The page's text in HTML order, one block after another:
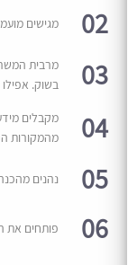
02 מגישים
03
מרבית
בשוק.
04
מקבלים
מהמקורות
05 נהנים
06 פותחים את